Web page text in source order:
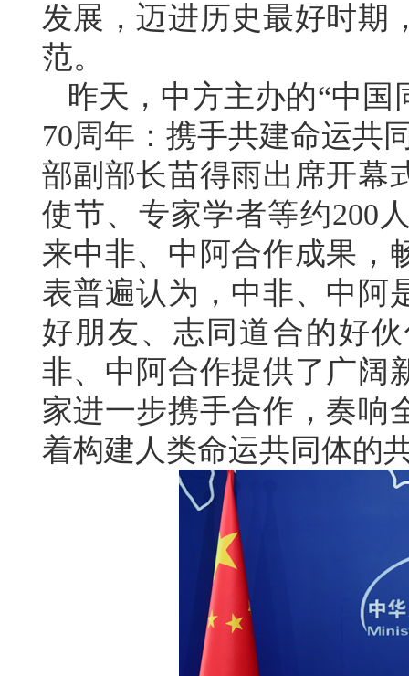
发展，迈进历史最好时期
范。
昨天，中方主办的“中
70周年：携手共建命运共
部副部长苗得雨出席开幕
使节、专家学者等约200
来中非、中阿合作成果，
表普遍认为，中非、中阿
好朋友、志同道合的好
非、中阿合作提供了广阔
家进一步携手合作，奏响
着构建人类命运共同体的